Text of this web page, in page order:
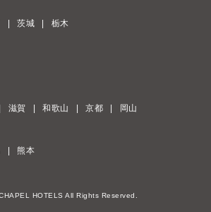
茨城 栃木
滋賀 和歌山 京都 岡山
熊本
HOTELS All Rights Reserved.